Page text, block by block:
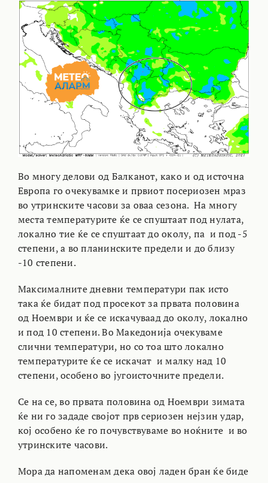
Во многу делови од Балканот, како и од источна
Европа го очекувамке и првиот посериозен мраз
во утринските часови за оваа сезона. На многу
места температурите ќе се спуштаат под нулата,
локално тие ќе се спуштаат до околу, па и под -5
степени, а во планинските предели и до близу
-10 степени.
Максималните дневни температури пак исто
така ќе бидат под просекот за првата половина
од Ноември и ќе се искачуваад до околу, локално
и под 10 степени. Во Македонија очекуваме
слични температури, но со тоа што локално
температурите ќе се искачат и малку над 10
степени, особено во југоисточните предели.
Се на се, во првата половина од Ноември зимата
ќе ни го зададе својот прв сериозен нејзин удар,
кој особено ќе го почувствуваме во ноќните и во
утринските часови.
Мора да напоменам дека овој ладен бран ќе биде